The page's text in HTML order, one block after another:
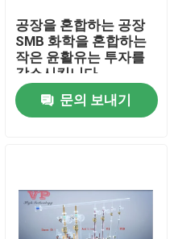
공장을 혼합하는 공장
SMB 화학을 혼합하는
작은 윤활유는 투자를
감소시킵니다
문의 보내기